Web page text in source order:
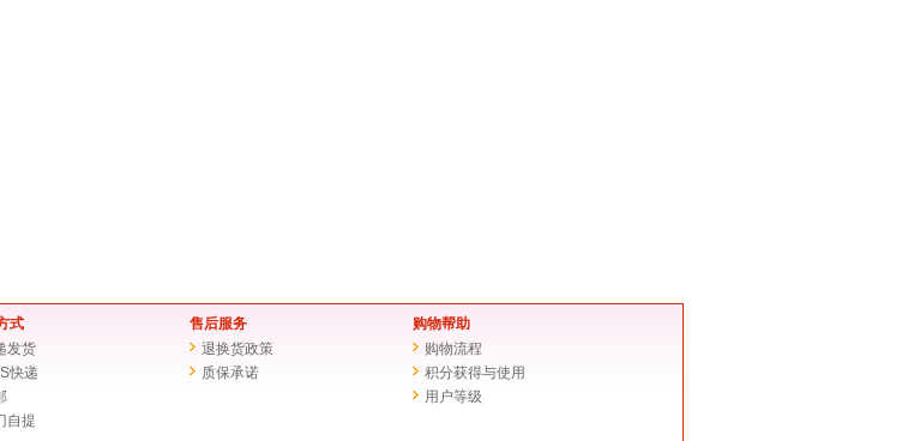
式
发货
快递
自提
售后服务
退换货政策
质保承诺
购物帮助
购物流程
积分获得与使用
用户等级